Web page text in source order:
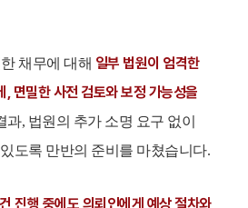
채무에 대해 일부 법원이 엄격한
, 면밀한 사전 검토와 보정 가능성을
과, 법원의 추가 소명 요구 없이
도록 만반의 준비를 마쳤습니다.
진행 중에도 의뢰인에게 예상 절차와